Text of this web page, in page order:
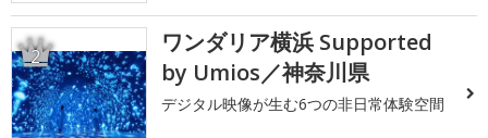
2
ワンダリア横浜 Supported
by Umios／神奈川県
デジタル映像が生む6つの非日常体験空間